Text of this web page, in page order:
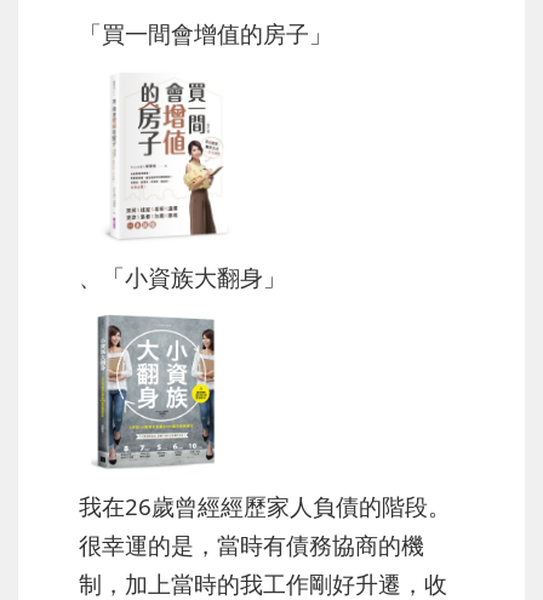
「買一間會增值的房子」
、「小資族大翻身」
我在26歲曾經經歷家人負債的階段。
很幸運的是，當時有債務協商的機
制，加上當時的我工作剛好升遷，收